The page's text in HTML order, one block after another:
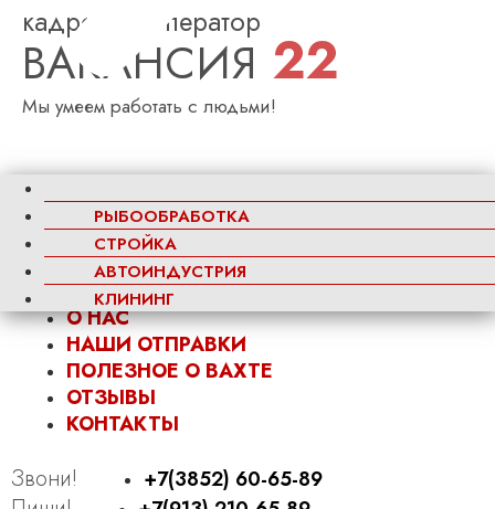
РЫБООБРАБОТКА
СТРОЙКА
АВТОИНДУСТРИЯ
КЛИНИНГ
кадровый оператор
ВАКАНСИЯ 22
Мы умеем работать с людьми!
Наши Отправки
Полезное о вахте
Отзывы
Контакты
О НАС
НАШИ ОТПРАВКИ
ПОЛЕЗНОЕ О ВАХТЕ
ОТЗЫВЫ
КОНТАКТЫ
Звони! +7(3852) 60-65-89